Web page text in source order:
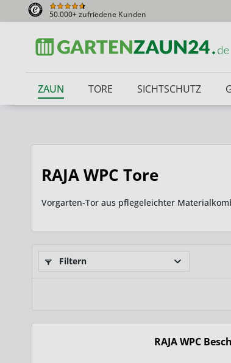
50.000+ zufriedene Kunden
ZAUN TORE SICHTSCHUTZ
RAJA WPC Tore
Vorgarten-Tor aus pflegeleichter
Filtern
RAJA WPC